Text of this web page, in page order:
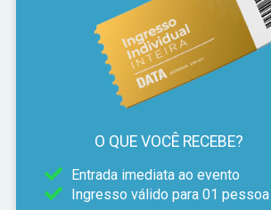
O QUE VOCÊ RECEBE?
Entrada imediata ao evento
Ingresso válido para 01 pessoa